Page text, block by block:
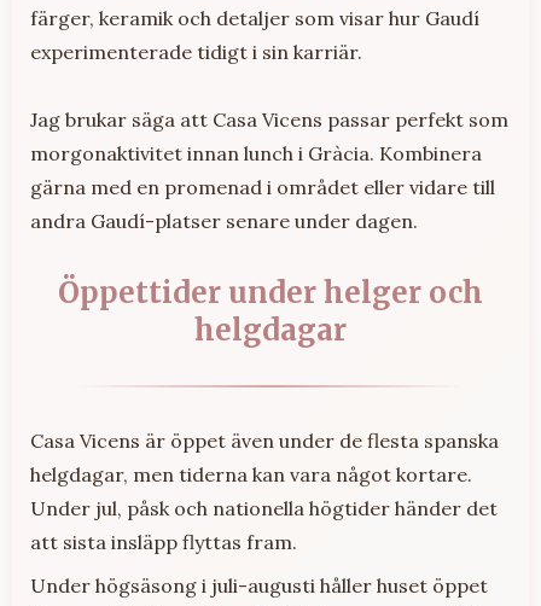
färger, keramik och detaljer som visar hur Gaudí
experimenterade tidigt i sin karriär.
Jag brukar säga att Casa Vicens passar perfekt som
morgonaktivitet innan lunch i Gràcia. Kombinera
gärna med en promenad i området eller vidare till
andra Gaudí-platser senare under dagen.
Öppettider under helger och
helgdagar
Casa Vicens är öppet även under de flesta spanska
helgdagar, men tiderna kan vara något kortare.
Under jul, påsk och nationella högtider händer det
att sista insläpp flyttas fram.
Under högsäsong i juli-augusti håller huset öppet